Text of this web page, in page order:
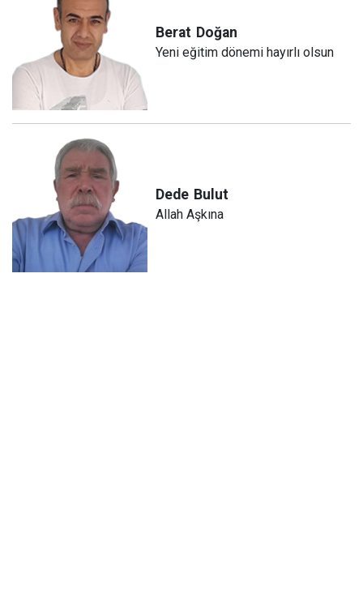
Berat Doğan
Yeni eğitim dönemi hayırlı olsun
Dede Bulut
Allah Aşkına